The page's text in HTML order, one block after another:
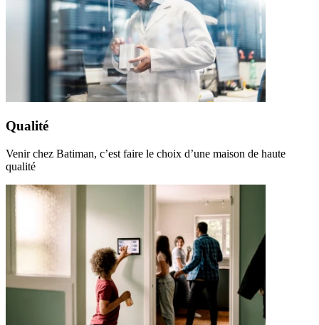
Qualité
Venir chez Batiman, c’est faire le choix d’une maison de haute
qualité